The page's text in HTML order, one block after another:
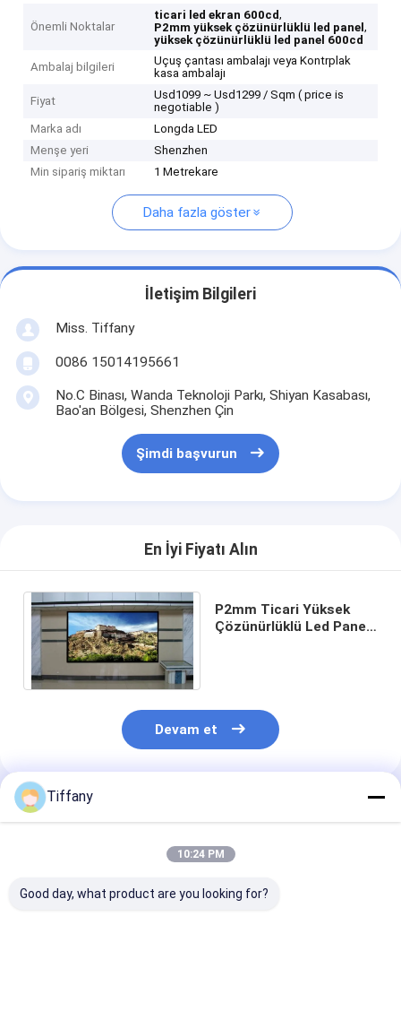
Önemli Noktalar
ticari led ekran 600cd,
P2mm yüksek çözünürlüklü led panel,
yüksek çözünürlüklü led panel 600cd
Ambalaj bilgileri
Uçuş çantası ambalajı veya Kontrplak
kasa ambalajı
Fiyat
Usd1099 ~ Usd1299 / Sqm ( price is
negotiable )
Marka adı
Longda LED
Menşe yeri
Shenzhen
Min sipariş miktarı
1 Metrekare
Daha fazla göster
İletişim Bilgileri
Miss. Tiffany
0086 15014195661
No.C Binası, Wanda Teknoloji Parkı, Shiyan Kasabası,
Bao'an Bölgesi, Shenzhen Çin
Şimdi başvurun
En İyi Fiyatı Alın
P2mm Ticari Yüksek
Çözünürlüklü Led Panel
Devam et
Önerilen Ürünler
Tiffany
10:24 PM
Good day, what product are you looking for?